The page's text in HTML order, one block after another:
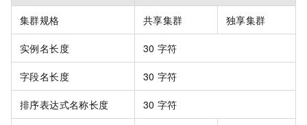
集群规格 共享集群 独享集群
实例名长度 30 字符
字段名长度 30 字符
排序表达式名称长度 30 字符